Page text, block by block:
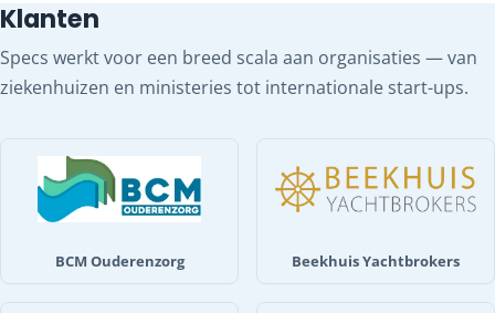
Klanten
Specs werkt voor een breed scala aan organisaties — van
ziekenhuizen en ministeries tot internationale start-ups.
BCM Ouderenzorg Beekhuis Yachtbrokers